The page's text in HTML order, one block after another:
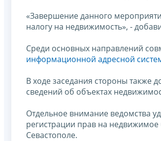
«Завершение данного
налогу на недвижимость», -
Среди основных направлений
информационной адресной
В ходе заседания стороны также
сведений об объектах
Отдельное внимание ведомства
регистрации прав на
Севастополе.